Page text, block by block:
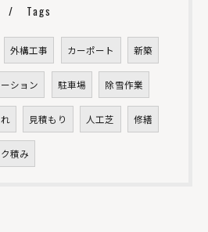
Tags
外構工事 カーポート 新築
ション 駐車場 除雪作業
見積もり 人工芝 修繕
積み